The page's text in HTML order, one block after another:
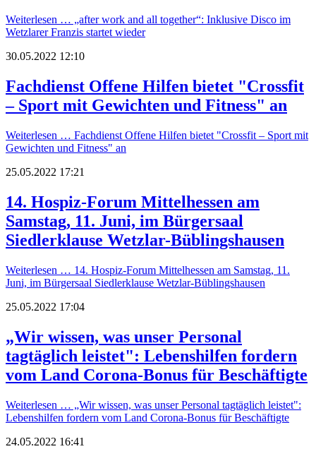
Weiterlesen … „after work and all together“: Inklusive Disco im
Wetzlarer Franzis startet wieder
30.05.2022 12:10
Fachdienst Offene Hilfen bietet "Crossfit
– Sport mit Gewichten und Fitness" an
Weiterlesen … Fachdienst Offene Hilfen bietet "Crossfit – Sport mit
Gewichten und Fitness" an
25.05.2022 17:21
14. Hospiz-Forum Mittelhessen am
Samstag, 11. Juni, im Bürgersaal
Siedlerklause Wetzlar-Büblingshausen
Weiterlesen … 14. Hospiz-Forum Mittelhessen am Samstag, 11.
Juni, im Bürgersaal Siedlerklause Wetzlar-Büblingshausen
25.05.2022 17:04
„Wir wissen, was unser Personal
tagtäglich leistet": Lebenshilfen fordern
vom Land Corona-Bonus für Beschäftigte
Weiterlesen … „Wir wissen, was unser Personal tagtäglich leistet":
Lebenshilfen fordern vom Land Corona-Bonus für Beschäftigte
24.05.2022 16:41